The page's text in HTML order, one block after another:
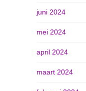
juni 2024
mei 2024
april 2024
maart 2024